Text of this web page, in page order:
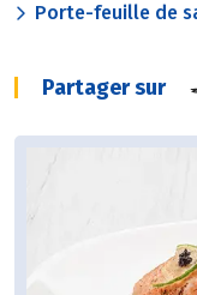
Porte-feuille de
Partager sur